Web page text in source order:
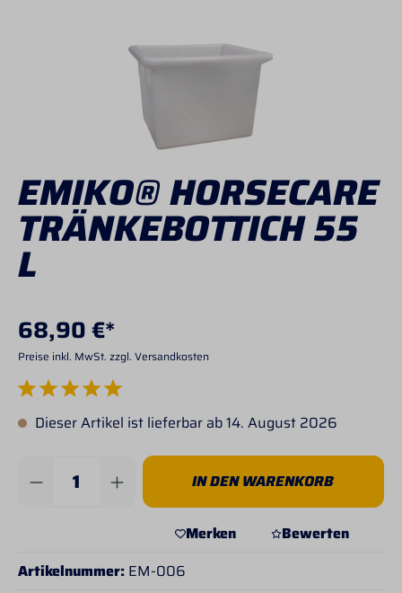
EMIKO® HORSECARE
TRÄNKEBOTTICH 55
L
68,90 €*
Preise inkl. MwSt. zzgl. Versandkosten
Durchschnittliche Bewertung von 5 von 5 Sternen
Dieser Artikel ist lieferbar ab 14. August 2026
Produkt Anzahl: Gib den gewünschten
IN DEN WARENKORB
Merken
Bewerten
Artikelnummer: EM-006